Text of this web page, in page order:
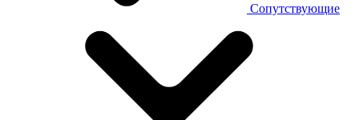
Сопутствующие